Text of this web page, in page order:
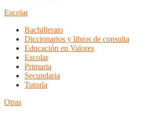
Escolar
Bachillerato
Diccionarios y libros de consulta
Educación en Valores
Escolar
Primaria
Secundaria
Tutoría
Otras